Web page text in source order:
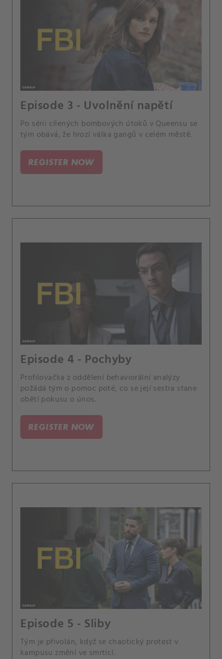
Episode 3 - Uvolnění napětí
Po sérii cílených bombových útoků v Queensu se
tým obává, že hrozí válka gangů v celém městě.
REGISTER NOW
Episode 4 - Pochyby
Profilovačka z oddělení behaviorální analýzy
požádá tým o pomoc poté, co se její sestra stane
obětí pokusu o únos.
REGISTER NOW
Episode 5 - Sliby
Tým je přivolán, když se chaotický protest v
kampusu změní ve smrtící.